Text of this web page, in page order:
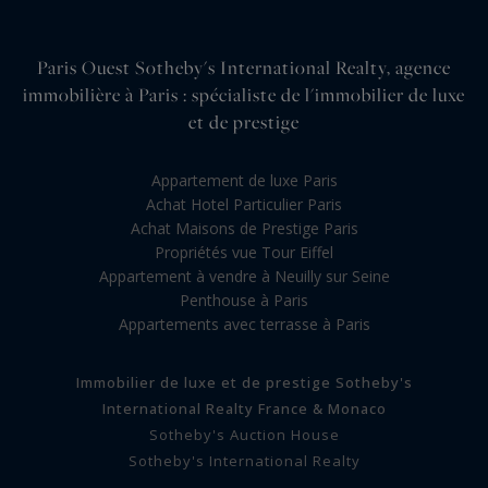
Paris Ouest Sotheby's International Realty, agence
immobilière à Paris : spécialiste de l'immobilier de luxe
et de prestige
Appartement de luxe Paris
Achat Hotel Particulier Paris
Achat Maisons de Prestige Paris
Propriétés vue Tour Eiffel
Appartement à vendre à Neuilly sur Seine
Penthouse à Paris
Appartements avec terrasse à Paris
Immobilier de luxe et de prestige Sotheby's
International Realty France & Monaco
Sotheby's Auction House
Sotheby's International Realty